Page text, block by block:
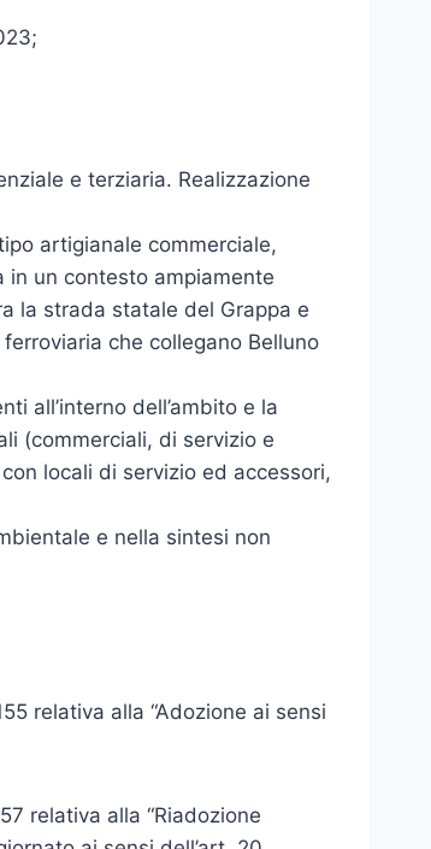
e terziaria. Realizzazione
artigianale commerciale,
un contesto ampiamente
la strada statale del Grappa e
che collegano Belluno
all’interno dell’ambito e la
(commerciali, di servizio e
locali di servizio ed accessori,
e nella sintesi non
relativa alla “Adozione ai sensi
relativa alla “Riadozione